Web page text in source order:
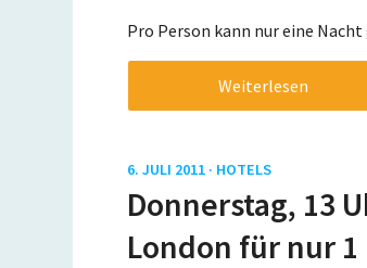
Pro Person kann nur eine
Weiterlesen
6. JULI 2011 · HOTELS
Donnerstag, 13
London für nur 1